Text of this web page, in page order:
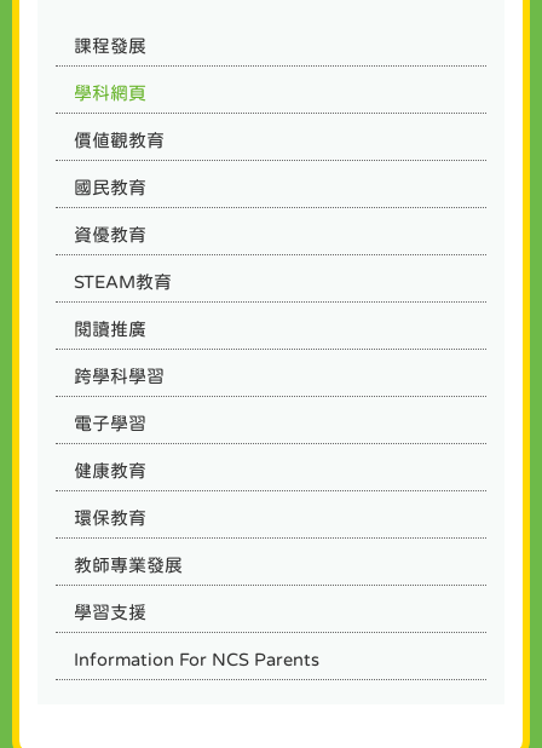
課程發展
學科網頁
價值觀教育
國民教育
資優教育
STEAM教育
閱讀推廣
跨學科學習
電子學習
健康教育
環保教育
教師專業發展
學習支援
Information For NCS Parents